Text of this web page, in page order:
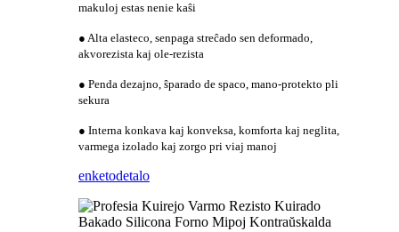
makuloj estas nenie kaŝi
● Alta elasteco, senpaga streĉado sen deformado,
akvorezista kaj ole-rezista
● Penda dezajno, ŝparado de spaco, mano-protekto pli
sekura
● Interna konkava kaj konveksa, komforta kaj neglita,
varmega izolado kaj zorgo pri viaj manoj
enketodetalo